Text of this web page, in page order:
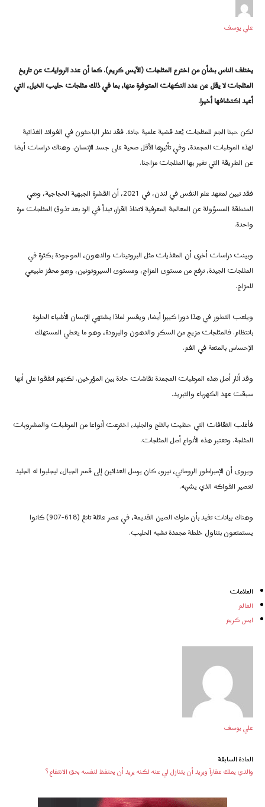
علي يوسف
يختلف الناس بشأن من اخترع المثلجات (الآيس كريم). كما أن عدد الروايات عن تاريخ
المثلجات لا يقل عن عدد النكهات المتوفرة منها، بما في ذلك مثلجات حليب الخيل، التي
أعيد اكتشافها أخيرا.
لكن حبنا الجم للمثلجات يُعد قضية علمية جادة. فقد نظر الباحثون في الفوائد الغذائية
لهذه المرطبات المجمدة، وفي تأثيرها الأقل صحية على جسد الإنسان. وهناك دراسات أيضا
عن الطريقة التي تغير بها المثلجات مزاجنا.
فقد تبين لمعهد علم النفس في لندن، في 2021، أن القشرة الجبهية الحجاجية، وهي
المنطقة المسؤولة عن المعالجة المعرفية لاتخاذ القرار، تبدأ في الرد بعد تذوق المثلجات مرة
واحدة.
وبينت دراسات أخرى أن المغذيات مثل البروتينات والدهون، الموجودة بكثرة في
المثلجات الجيدة، ترفع من مستوى المزاج، ومستوى السيروتونين، وهو محفز طبيعي
للمزاج.
ويلعب التطور في هذا دورا كبيرا أيضا، ويفسر لماذا يشتهي الإنسان الأشياء الحلوة
بانتظام. فالمثلجات مزيج من السكر والدهون والبرودة، وهو ما يعطي المستهلك
الإحساس بالمتعة في الفم.
وقد أثار أصل هذه المرطبات المجمدة نقاشات حادة بين المؤرخين. لكنهم اتفقوا على أنها
سبقت عهد الكهرباء والتبريد.
فأغلب الثقافات التي حظيت بالثلج والجليد، اخترعت أنواعا من المرطبات والمشروبات
المثلجة. وتعتبر هذه الأنواع أصل المثلجات.
ويروى أن الإمبراطور الروماني، نيرو، كان يرسل العدائين إلى قمم الجبال، ليجلبوا له الجليد
لعصير الفواكه الذي يشربه.
وهناك بيانات تفيد بأن ملوك الصين القديمة، في عصر عائلة تانغ (618-907) كانوا
يستمتعون بتناول خلطة مجمدة تشبه الحليب.
العلامات
العالم
ايس كريم
علي يوسف
المادة السابقة
والدي يملك عقاراً ويريد أن يتنازل لي عنه لكنه يريد أن يحتفظ لنفسه بحق الانتفاع ؟